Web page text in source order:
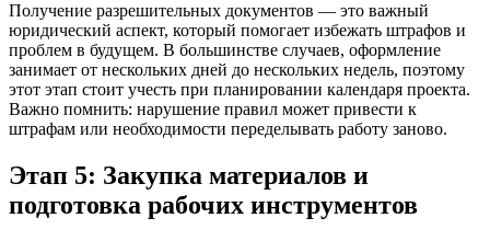
Получение разрешительных документов — это важный
юридический аспект, который помогает избежать штрафов и
проблем в будущем. В большинстве случаев, оформление
занимает от нескольких дней до нескольких недель, поэтому
этот этап стоит учесть при планировании календаря проекта.
Важно помнить: нарушение правил может привести к
штрафам или необходимости переделывать работу заново.
Этап 5: Закупка материалов и
подготовка рабочих инструментов